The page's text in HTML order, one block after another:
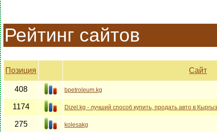
Рейтинг сайтов
Позиция Сайт
408 bpetroleum.kg
1174 Dizel.kg - лучший способ купить, продать авто в
275 kolesakg